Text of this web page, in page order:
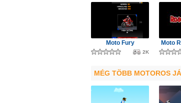
Moto Fury
2K
Moto
MÉG TÖBB MOTOROS